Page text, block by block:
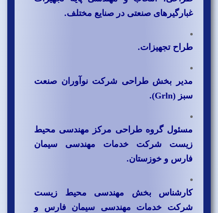
غبارگیرهای صنعتی در صنایع مختلف.
طراح تجهیزات.
مدیر بخش طراحی شرکت نوآوران صنعت
سبز (Grln).
مسئول گروه طراحی مرکز مهندسی محیط
زیست شرکت خدمات مهندسی سیمان
فارس و خوزستان.
کارشناس بخش مهندسی محیط زیست
شرکت خدمات مهندسی سیمان فارس و